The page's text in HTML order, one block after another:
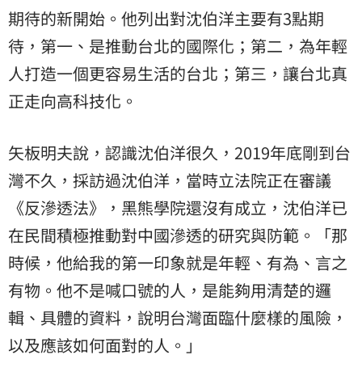
期待的新開始。他列出對沈伯洋主要有3點期
待，第一、是推動台北的國際化；第二，為年輕
人打造一個更容易生活的台北；第三，讓台北真
正走向高科技化。
矢板明夫說，認識沈伯洋很久，2019年底剛到台
灣不久，採訪過沈伯洋，當時立法院正在審議
《反滲透法》，黑熊學院還沒有成立，沈伯洋已
在民間積極推動對中國滲透的研究與防範。「那
時候，他給我的第一印象就是年輕、有為、言之
有物。他不是喊口號的人，是能夠用清楚的邏
輯、具體的資料，說明台灣面臨什麼樣的風險，
以及應該如何面對的人。」